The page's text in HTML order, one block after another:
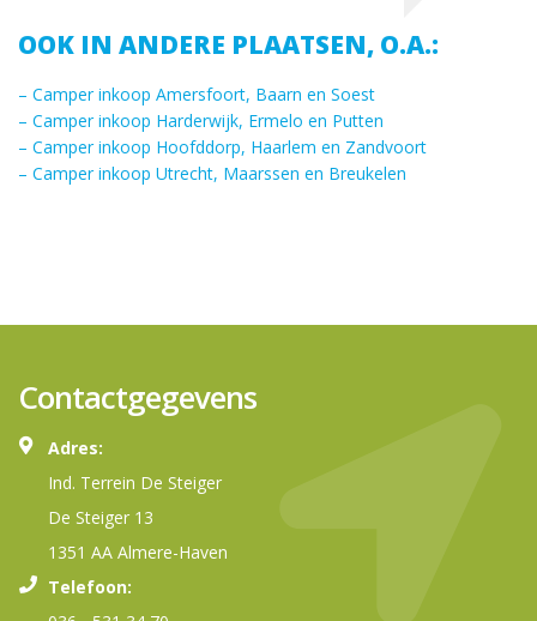
OOK IN ANDERE PLAATSEN, O.A.:
– Camper inkoop Amersfoort, Baarn en Soest
– Camper inkoop Harderwijk, Ermelo en Putten
– Camper inkoop Hoofddorp, Haarlem en Zandvoort
– Camper inkoop Utrecht, Maarssen en Breukelen
Contactgegevens
Adres:
Ind. Terrein De Steiger
De Steiger 13
1351 AA Almere-Haven
Telefoon: